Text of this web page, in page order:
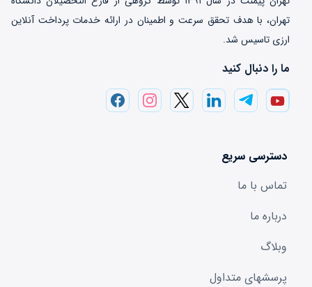
تهران، با هدف تحقق سرعت و اطمینان در ارائه خدمات پرداخت‌ آنلاین
ارزی تاسیس شد.
ما را دنبال کنید
دسترسی سریع
تماس با ما
درباره ما
وبلاگ
پرسشهای متداول